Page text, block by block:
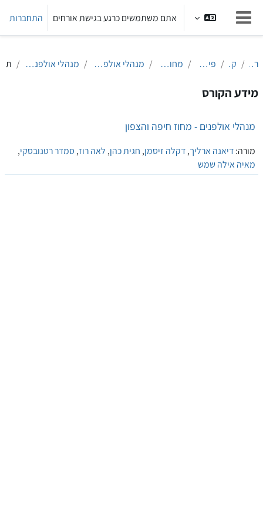
חלון סקירה צדדי
אתם משתמשים כרגע בגישת אורחים התחברות
ראשי קורסים פיתוח מקצועי מחוז חיפה והצפון מנהלי אולפנים מחוז חיפה והצפון מנהלי אולפנים - מחוז חיפה והצפון
מידע הקורס
מנהלי אולפנים - מחוז חיפה והצפון
מורה:דיאנה ארליך,דקלה זיסמן, חגית כהן, לאה רוז, סמדר רטנובסקי,
מאיה אילה שמש